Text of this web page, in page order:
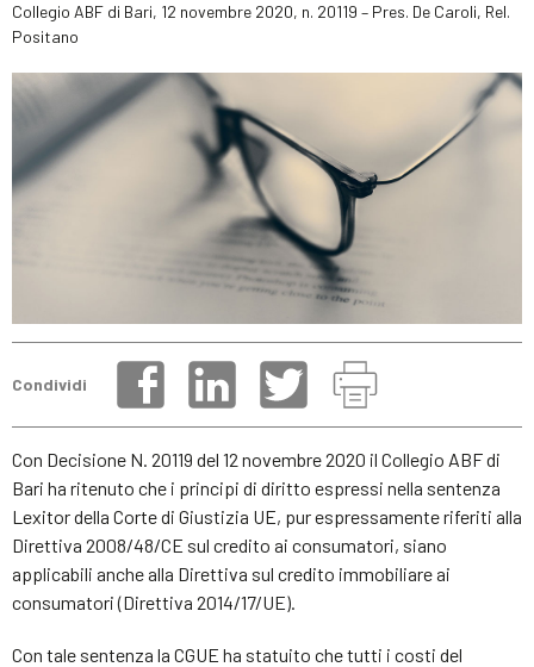
Collegio ABF di Bari, 12 novembre 2020, n. 20119 – Pres. De Caroli, Rel.
Positano
Condividi
Con Decisione N. 20119 del 12 novembre 2020 il Collegio ABF di
Bari ha ritenuto che i principi di diritto espressi nella sentenza
Lexitor della Corte di Giustizia UE, pur espressamente riferiti alla
Direttiva 2008/48/CE sul credito ai consumatori, siano
applicabili anche alla Direttiva sul credito immobiliare ai
consumatori (Direttiva 2014/17/UE).
Con tale sentenza la CGUE ha statuito che tutti i costi del